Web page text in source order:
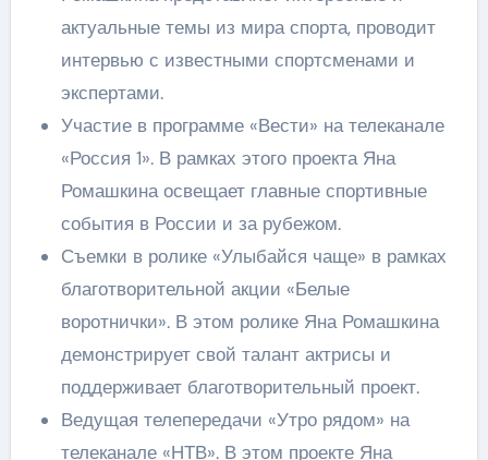
актуальные темы из мира спорта, проводит
интервью с известными спортсменами и
экспертами.
Участие в программе «Вести» на телеканале
«Россия 1». В рамках этого проекта Яна
Ромашкина освещает главные спортивные
события в России и за рубежом.
Съемки в ролике «Улыбайся чаще» в рамках
благотворительной акции «Белые
воротнички». В этом ролике Яна Ромашкина
демонстрирует свой талант актрисы и
поддерживает благотворительный проект.
Ведущая телепередачи «Утро рядом» на
телеканале «НТВ». В этом проекте Яна